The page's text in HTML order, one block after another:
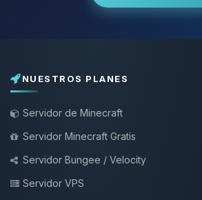
NUESTROS PLANES
Servidor de Minecraft
Servidor Minecraft Gratis
Servidor Bungee / Velocity
Servidor VPS